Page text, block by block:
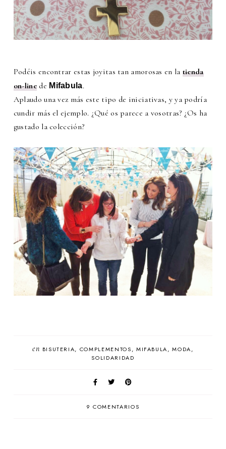
Podéis encontrar estas joyitas tan amorosas en la tienda
on-line de Mifabula.
Aplaudo una vez más este tipo de iniciativas, y ya podría
cundir más el ejemplo. ¿Qué os parece a vosotras? ¿Os ha
gustado la colección?
en BISUTERIA COMPLEMENTOS MIFABULA
MODA
SOLIDARIDAD
9 COMENTARIOS